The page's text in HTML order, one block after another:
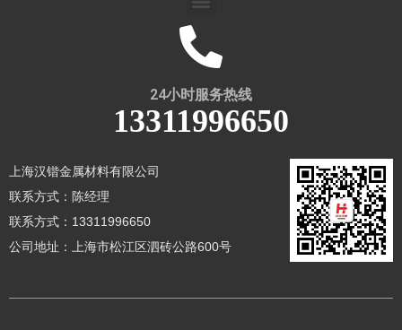
24小时服务热线
13311996650
上海汉锴金属材料有限公司
联系方式：陈经理
联系方式：13311996650
公司地址：上海市松江区泗砖公路600号